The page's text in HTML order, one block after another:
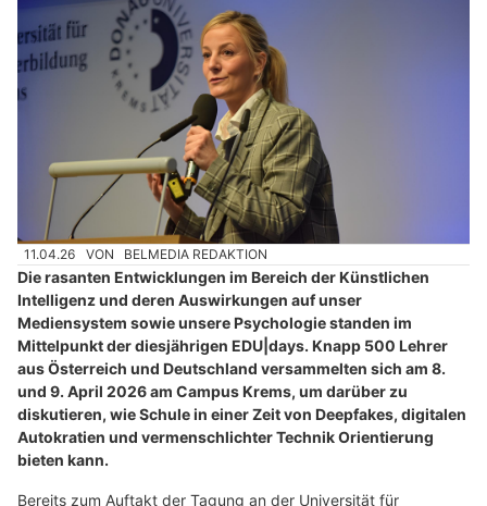
11.04.26 VON BELMEDIA REDAKTION
Die rasanten Entwicklungen im Bereich der Künstlichen
Intelligenz und deren Auswirkungen auf unser
Mediensystem sowie unsere Psychologie standen im
Mittelpunkt der diesjährigen EDU|days. Knapp 500 Lehrer
aus Österreich und Deutschland versammelten sich am 8.
und 9. April 2026 am Campus Krems, um darüber zu
diskutieren, wie Schule in einer Zeit von Deepfakes, digitalen
Autokratien und vermenschlichter Technik Orientierung
bieten kann.
Bereits zum Auftakt der Tagung an der Universität für